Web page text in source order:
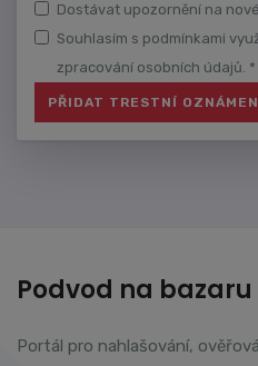
Dostávat upozornění na
Souhlasím s podmínkami
zpracování osobních údajů. *
Podvod na bazaru
Portál pro nahlašování,